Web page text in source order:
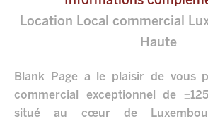
Location Local commercial
Haute
Blank Page a le plaisir de vous
commercial exceptionnel de
situé au cœur de